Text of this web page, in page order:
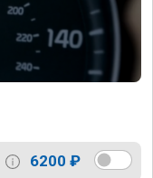
6200 ₽